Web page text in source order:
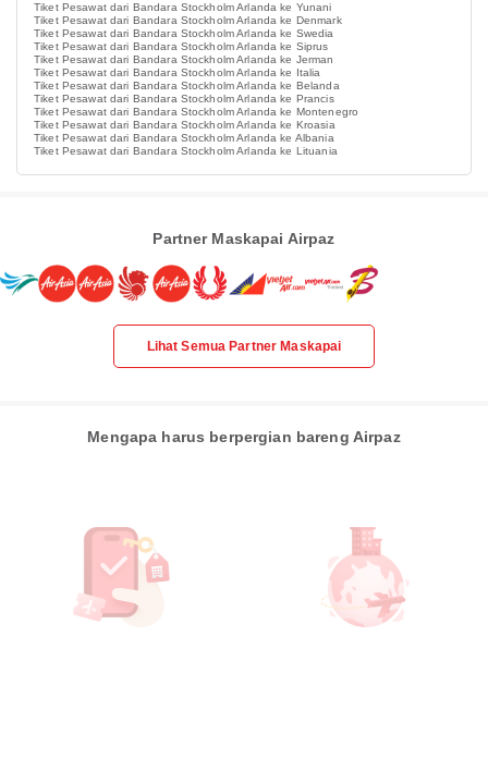
Tiket Pesawat dari Bandara Stockholm Arlanda ke Yunani
Tiket Pesawat dari Bandara Stockholm Arlanda ke Denmark
Tiket Pesawat dari Bandara Stockholm Arlanda ke Swedia
Tiket Pesawat dari Bandara Stockholm Arlanda ke Siprus
Tiket Pesawat dari Bandara Stockholm Arlanda ke Jerman
Tiket Pesawat dari Bandara Stockholm Arlanda ke Italia
Tiket Pesawat dari Bandara Stockholm Arlanda ke Belanda
Tiket Pesawat dari Bandara Stockholm Arlanda ke Prancis
Tiket Pesawat dari Bandara Stockholm Arlanda ke Montenegro
Tiket Pesawat dari Bandara Stockholm Arlanda ke Kroasia
Tiket Pesawat dari Bandara Stockholm Arlanda ke Albania
Tiket Pesawat dari Bandara Stockholm Arlanda ke Lituania
Partner Maskapai Airpaz
Lihat Semua Partner Maskapai
Mengapa harus berpergian bareng Airpaz